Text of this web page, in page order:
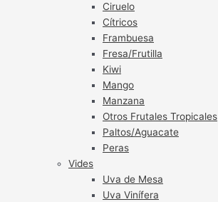
Ciruelo
Cítricos
Frambuesa
Fresa/Frutilla
Kiwi
Mango
Manzana
Otros Frutales Tropicales
Paltos/Aguacate
Peras
Vides
Uva de Mesa
Uva Vinífera